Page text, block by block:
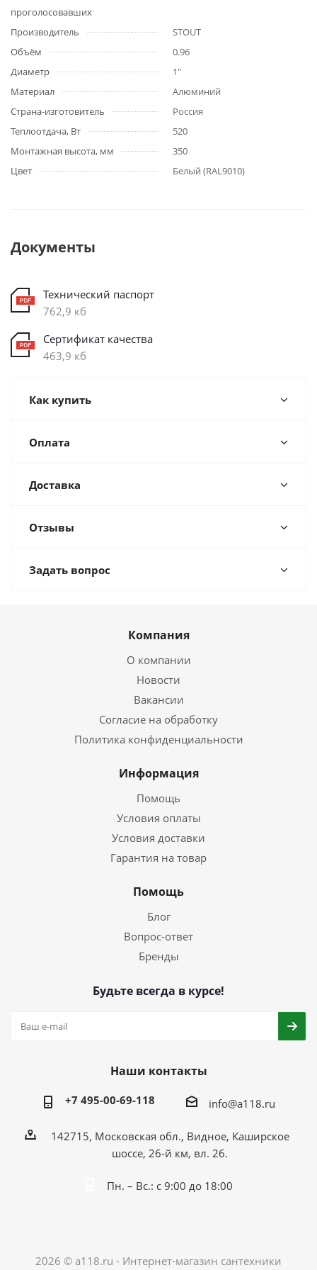
проголосовавших
Производитель
STOUT
Объём
0.96
Диаметр
1"
Материал
Алюминий
Страна-изготовитель
Россия
Теплоотдача, Вт
520
Монтажная высота, мм
350
Цвет
Белый (RAL9010)
Документы
Технический паспорт
762,9 кб
Сертификат качества
463,9 кб
Как купить
Оплата
Доставка
Отзывы
Задать вопрос
Компания
О компании
Новости
Вакансии
Согласие на обработку
Политика конфиденциальности
Информация
Помощь
Условия оплаты
Условия доставки
Гарантия на товар
Помощь
Блог
Вопрос-ответ
Бренды
Будьте всегда в курсе!
Наши контакты
+7 495-00-69-118 info@a118.ru
142715, Московская обл., Видное, Каширское
шоссе, 26-й км, вл. 26.
Пн. – Вс.: с 9:00 до 18:00
2026 © a118.ru - Интернет-магазин сантехники